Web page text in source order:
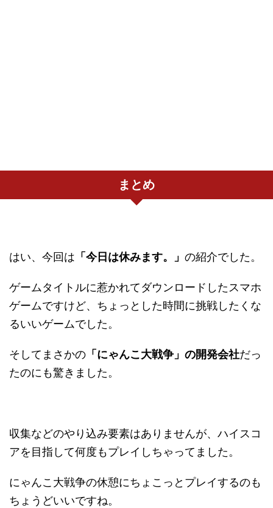
まとめ
はい、今回は 「今日は休みます。」 の紹介でした。
ゲームタイトルに惹かれてダウンロードしたスマホ
ゲームですけど、ちょっとした時間に挑戦したくな
るいいゲームでした。
そしてまさかの 「にゃんこ大戦争」の開発会社だっ
たのにも驚きました。
収集などのやり込み要素はありませんが、ハイスコ
アを目指して何度もプレイしちゃってました。
にゃんこ大戦争の休憩にちょこっとプレイするのも
ちょうどいいですね。